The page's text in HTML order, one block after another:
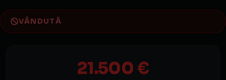
VÂNDUTĂ
21.500 €